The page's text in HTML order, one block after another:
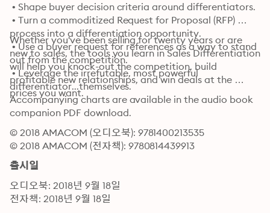
• Shape buyer decision criteria around differentiators.
• Turn a commoditized Request for Proposal (RFP)
process into a differentiation opportunity.
• Use a buyer request for references as a way to stand
out from the competition.
• Leverage the irrefutable, most powerful
differentiator...themselves.
Whether you've been selling for twenty years or are
new to sales, the tools you learn in Sales Differentiation
will help you knock-out the competition, build
profitable new relationships, and win deals at the
prices you want.
Accompanying charts are available in the audio book
companion PDF download.
© 2018 AMACOM (오디오북): 9781400213535
© 2018 AMACOM (전자책): 9780814439913
출시일
오디오북: 2018년 9월 18일
전자책: 2018년 9월 18일